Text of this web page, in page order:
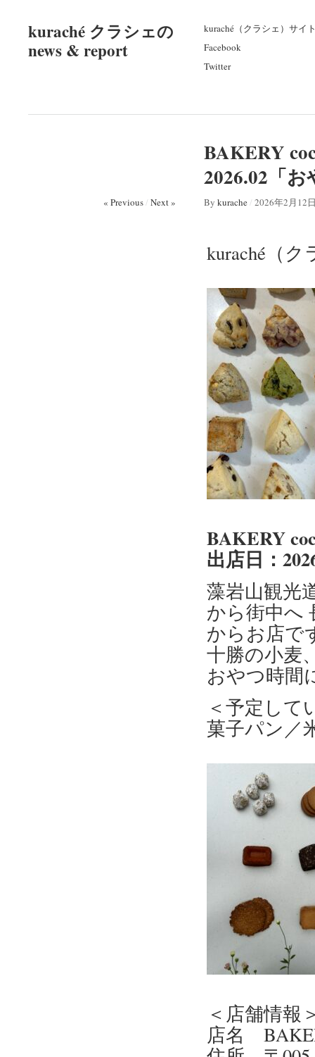
kuraché クラシェの
news & report
kuraché（クラシェ）サイ
Facebook
Twitter
BAKERY
2026.02「
« Previous/ Next » By kurache/ 2026年2月12
kuraché（
BAKERY
出店日：
藻岩山観光
から街中へ
からお店で
十勝の小麦
おやつ時間
＜予定して
菓子パン／
＜店舗情報
店名